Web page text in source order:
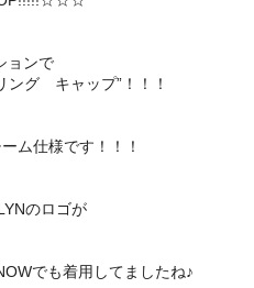
ョンで
ング キャップ”！！！
ム仕様です！！！
のロゴが
でも着用してましたね♪